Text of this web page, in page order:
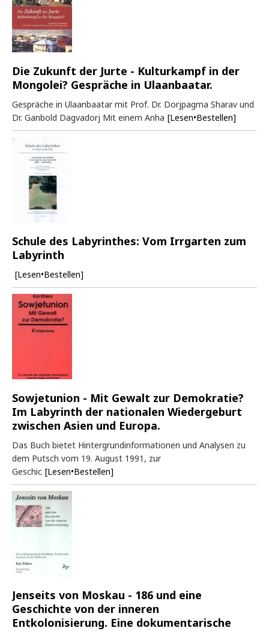
Die Zukunft der Jurte - Kulturkampf in der
Mongolei? Gespräche in Ulaanbaatar.
Gespräche in Ulaanbaatar mit Prof. Dr. Dorjpagma Sharav und
Dr. Ganbold Dagvadorj Mit einem Anha [Lesen•Bestellen]
Schule des Labyrinthes: Vom Irrgarten zum
Labyrinth
[Lesen•Bestellen]
Sowjetunion - Mit Gewalt zur Demokratie?
Im Labyrinth der nationalen Wiedergeburt
zwischen Asien und Europa.
Das Buch bietet Hintergrundinformationen und Analysen zu
dem Putsch vom 19. August 1991, zur
Geschic [Lesen•Bestellen]
Jenseits von Moskau - 186 und eine
Geschichte von der inneren
Entkolonisierung. Eine dokumentarische